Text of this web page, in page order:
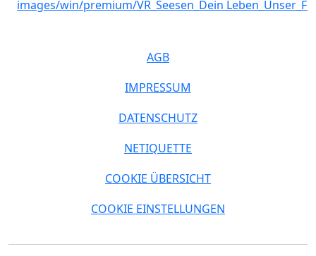
AGB
IMPRESSUM
DATENSCHUTZ
NETIQUETTE
COOKIE ÜBERSICHT
COOKIE EINSTELLUNGEN